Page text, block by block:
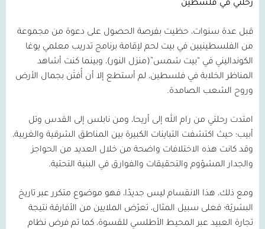
رحلتي في فلسطين
قبل عدة سنوات، حظيت بفرصة الحصول على دعوة من مجموعة
من الفلسطينيين في بيت لحم لإقامة برنامج تدريب معلمي يوغا
الكونداليني في “بيت شمس”(منزل النور)، وبينما كنت أشاهد
المناظر الخلابة في فلسطين، لم أستطع إلا أن أُفتَن بجمال الأرض
وروح الشعب الصامدة.
امتدت رحلتي من رام الله إلى أريحا، ومن نابلس إلى القدس وتل
أبيب؛ حيث اكتشفت التباينات الكبيرة بين المناطق الشرقية والغربية،
وقد كانت هذه الاختلافات واضحة من خلال العديد من الحواجز
والجدار المشؤوم والتحقيقات والفوارق في البنية التحتية.
ومع ذلك، هذا الانقسام ليس جديدًا، فهو موضوع متكرر عبر تاريخ
البشريّة؛ فعلى سبيل المثال، تعرّض الملايين من الأفارقة نتيجة
تجارة العبيد عبر المحيط الأطلسي للقسوة، كما تم فرض نظام